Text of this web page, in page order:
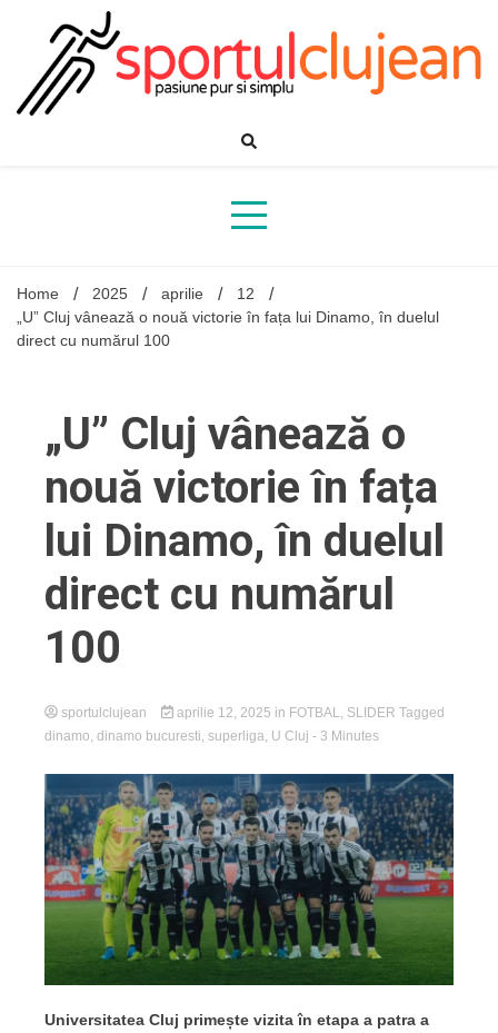
Home 2025 aprilie
12
„U” Cluj vânează o nouă victorie în fața lui Dinamo, în duelul
direct cu numărul 100
„U” Cluj vânează o
nouă victorie în fața
lui Dinamo, în duelul
direct cu numărul
100
sportulclujean aprilie 12, 2025 in FOTBAL SLIDER Tagged
dinamo dinamo bucuresti superliga U Cluj - 3 Minutes
Universitatea Cluj primește vizita în etapa a patra a